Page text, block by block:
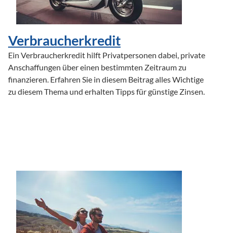
Verbraucherkredit
Ein Verbraucherkredit hilft Privatpersonen dabei, private
Anschaffungen über einen bestimmten Zeitraum zu
finanzieren. Erfahren Sie in diesem Beitrag alles Wichtige
zu diesem Thema und erhalten Tipps für günstige Zinsen.